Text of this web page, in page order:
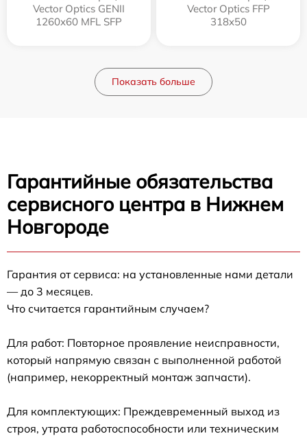
Vector Optics GENII
1260x60 MFL SFP
Vector Optics FFP
318x50
Показать больше
Гарантийные обязательства
сервисного центра в Нижнем
Новгороде
Гарантия от сервиса: на установленные нами детали
— до 3 месяцев.
Что считается гарантийным случаем?
Для работ: Повторное проявление неисправности,
который напрямую связан с выполненной работой
(например, некорректный монтаж запчасти).
Для комплектующих: Преждевременный выход из
строя, утрата работоспособности или техническим